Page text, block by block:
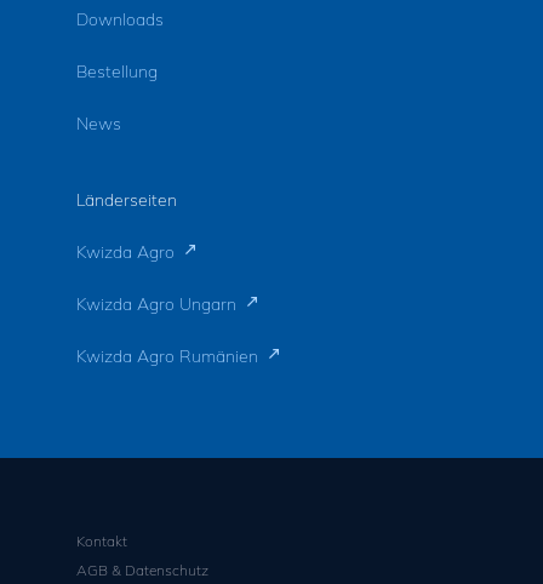
Downloads
Bestellung
News
Länderseiten
Kwizda Agro
Kwizda Agro Ungarn
Kwizda Agro Rumänien
Kontakt
AGB & Datenschutz